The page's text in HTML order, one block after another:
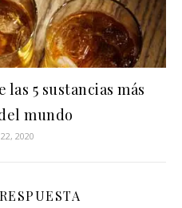
5 sustancias más
mundo
2020